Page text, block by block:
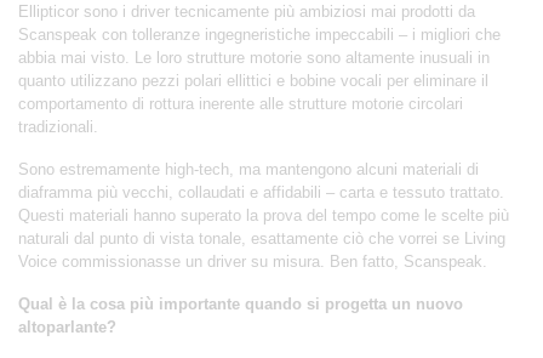
Ellipticor sono i driver tecnicamente più ambiziosi mai prodotti da
Scanspeak con tolleranze ingegneristiche impeccabili – i migliori che
abbia mai visto. Le loro strutture motorie sono altamente inusuali in
quanto utilizzano pezzi polari ellittici e bobine vocali per eliminare il
comportamento di rottura inerente alle strutture motorie circolari
tradizionali.
Sono estremamente high-tech, ma mantengono alcuni materiali di
diaframma più vecchi, collaudati e affidabili – carta e tessuto trattato.
Questi materiali hanno superato la prova del tempo come le scelte più
naturali dal punto di vista tonale, esattamente ciò che vorrei se Living
Voice commissionasse un driver su misura. Ben fatto, Scanspeak.
Qual è la cosa più importante quando si progetta un nuovo
altoparlante?